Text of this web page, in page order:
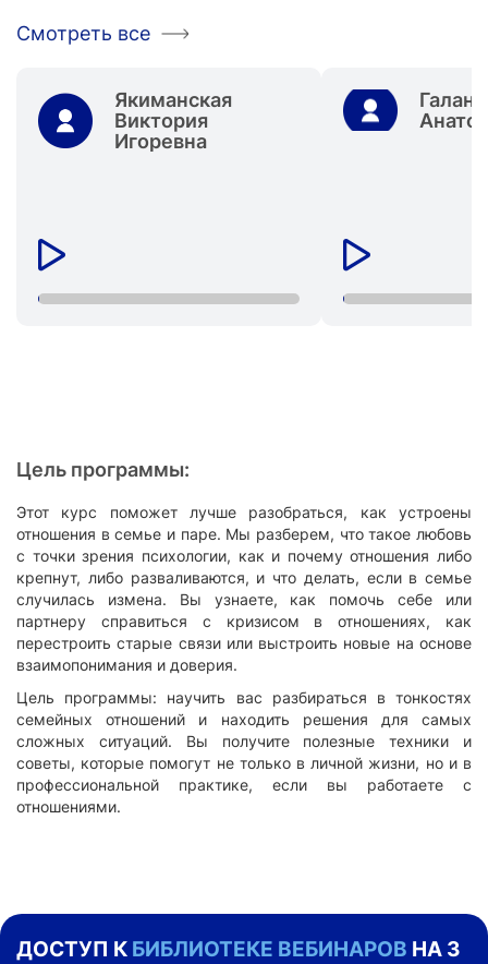
Смотреть все
Якиманская
Виктория
Игоревна
Цель программы:
Этот курс поможет лучше разобраться, как устроены
отношения в семье и паре. Мы разберем, что такое любовь
с точки зрения психологии, как и почему отношения либо
крепнут, либо разваливаются, и что делать, если в семье
случилась измена. Вы узнаете, как помочь себе или
партнеру справиться с кризисом в отношениях, как
перестроить старые связи или выстроить новые на основе
взаимопонимания и доверия.
Цель программы: научить вас разбираться в тонкостях
семейных отношений и находить решения для самых
сложных ситуаций. Вы получите полезные техники и
советы, которые помогут не только в личной жизни, но и в
профессиональной практике, если вы работаете с
отношениями.
ДОСТУП К БИБЛИОТЕКЕ ВЕБИНАРОВ НА 3